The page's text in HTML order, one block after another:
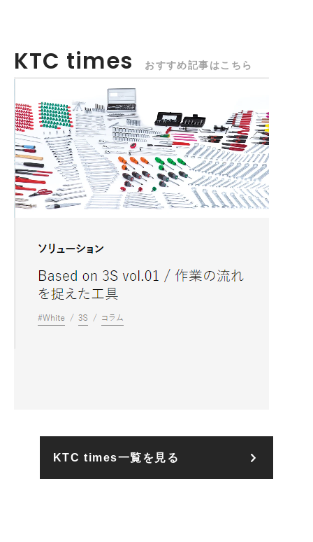
KTC times おすすめ記事はこちら
KTC times一覧を見る